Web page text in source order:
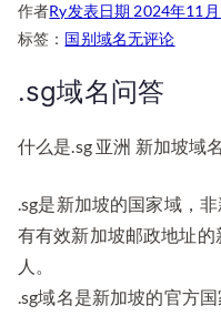
作者Ry发表日期 2024年11
标签： 国别域名新
坡
家
级
域
域
无评论
.sg域名问答
什么是.sg 亚洲 新加坡域
.sg是新加坡的国家域，
有有效新加坡邮政地址
人。
.sg域名是新加坡的官方